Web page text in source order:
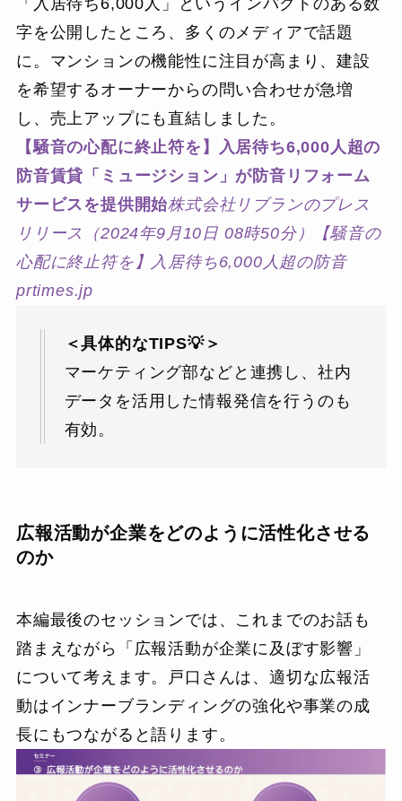
「入居待ち6,000人」というインパクトのある数
字を公開したところ、多くのメディアで話題
に。マンションの機能性に注目が高まり、建設
を希望するオーナーからの問い合わせが急増
し、売上アップにも直結しました。
【騒音の心配に終止符を】入居待ち6,000人超の
防音賃貸「ミュージション」が防音リフォーム
サービスを提供開始株式会社リブランのプレス
リリース（2024年9月10日 08時50分）【騒音の
心配に終止符を】入居待ち6,000人超の防音
prtimes.jp
＜具体的なTIPS💡＞
マーケティング部などと連携し、社内
データを活用した情報発信を行うのも
有効。
広報活動が企業をどのように活性化させる
のか
本編最後のセッションでは、これまでのお話も
踏まえながら「広報活動が企業に及ぼす影響」
について考えます。戸口さんは、適切な広報活
動はインナーブランディングの強化や事業の成
長にもつながると語ります。